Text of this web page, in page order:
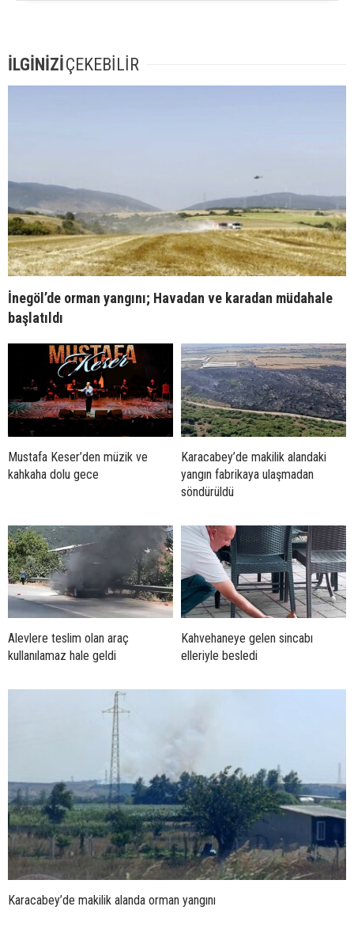
İLGİNİZİÇEKEBİLİR
İnegöl’de orman yangını; Havadan ve karadan müdahale
başlatıldı
Mustafa Keser’den müzik ve
kahkaha dolu gece
Karacabey’de makilik alandaki
yangın fabrikaya ulaşmadan
söndürüldü
Alevlere teslim olan araç
kullanılamaz hale geldi
Kahvehaneye gelen sincabı
elleriyle besledi
Karacabey’de makilik alanda orman yangını